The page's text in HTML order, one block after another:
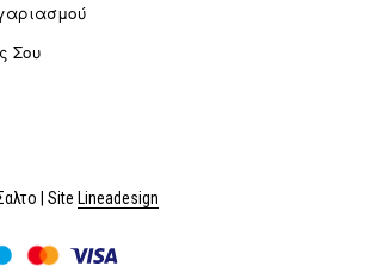
Σου
| Site Lineadesign